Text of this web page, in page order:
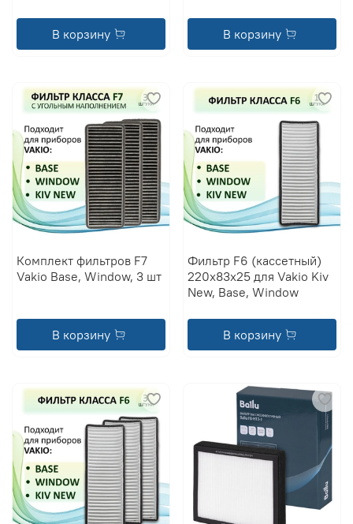
В корзину В корзину
Комплект фильтров F7
Vakio Base, Window, 3 шт
В корзину
Фильтр F6 (кассетный)
220х83х25 для Vakio Kiv
New, Base, Window
В корзину